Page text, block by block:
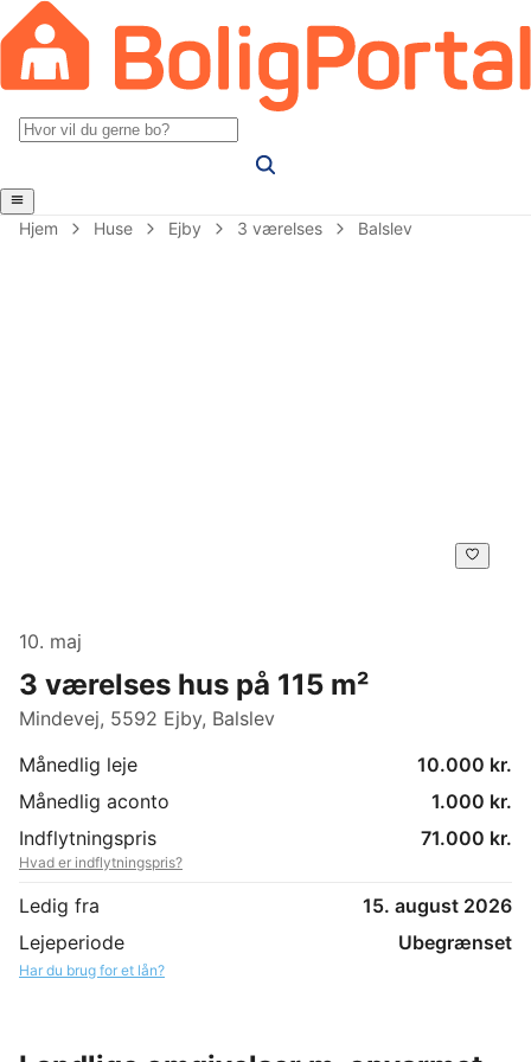
Hjem Huse Ejby 3 værelses Balslev
10. maj
3 værelses hus på 115 m²
Mindevej, 5592 Ejby, Balslev
Månedlig leje
10.000 kr.
Månedlig aconto
1.000 kr.
Indflytningspris
71.000 kr.
Hvad er indflytningspris?
Ledig fra
15. august 2026
Lejeperiode
Ubegrænset
Har du brug for et lån?